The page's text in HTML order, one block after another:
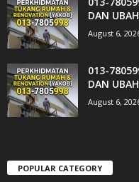
DAN
August 6,
013-
DAN
August 6,
POPULAR CATEGORY